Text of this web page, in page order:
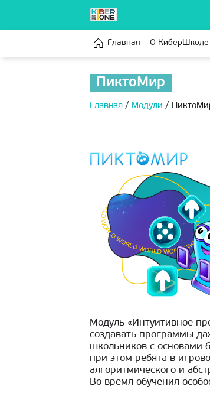
Главная О КиберШколе
ПиктоМир
Главная / Модули /
Модуль «Интуитивное
создавать программы
школьников с основами
при этом ребята в
алгоритмического и
Во время обучения